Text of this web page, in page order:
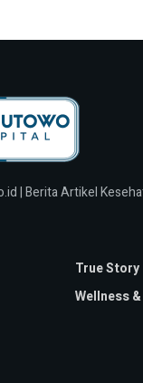
| Berita Artikel
True Story
Wellness